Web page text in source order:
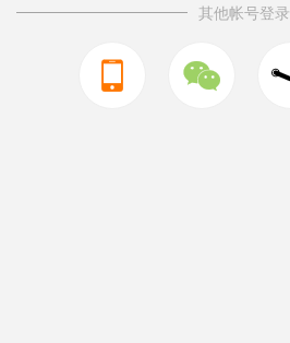
其他帐号登录
 